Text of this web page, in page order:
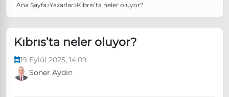
Popüler Aramalar
Özgür Özel, Ekrem İmamoğlu’nu ziyaret edecek
Ünlü çift bir etkinliğe daha katılmama kararı aldı
Ana Sayfa Yazarlar Kıbrıs’ta neler oluyor?
Kıbrıs’ta neler oluyor?
19 Eylül 2025, 14:09
Soner Aydın